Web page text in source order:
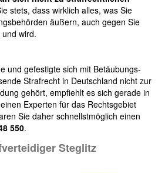
stets, dass wirklich alles, was Sie
äußern, auch gegen Sie
wird.
und gefestigte sich mit Betäubungs-
Strafrecht in Deutschland nicht zur
gehört, empfiehlt es sich gerade in
Experten für das Rechtsgebiet
Sie daher schnellstmöglich einen
550.